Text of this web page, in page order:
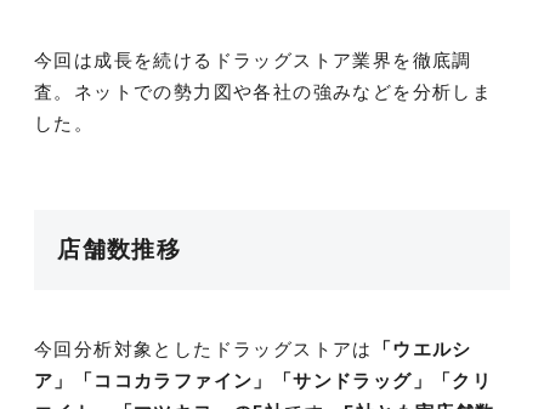
今回は成長を続けるドラッグストア業界を徹底調
査。ネットでの勢力図や各社の強みなどを分析しま
した。
店舗数推移
今回分析対象としたドラッグストアは
「ウエルシ
ア」「ココカラファイン」「サンドラッグ」「クリ